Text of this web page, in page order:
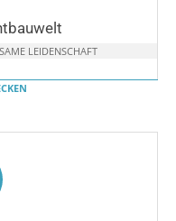
LEIDENSCHAFT